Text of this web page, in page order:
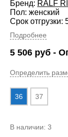
Бренд: RALF
Пол: женский
Срок отгрузки:
Подробнее
5 506 руб -
Определить
36 37
В наличии: 3